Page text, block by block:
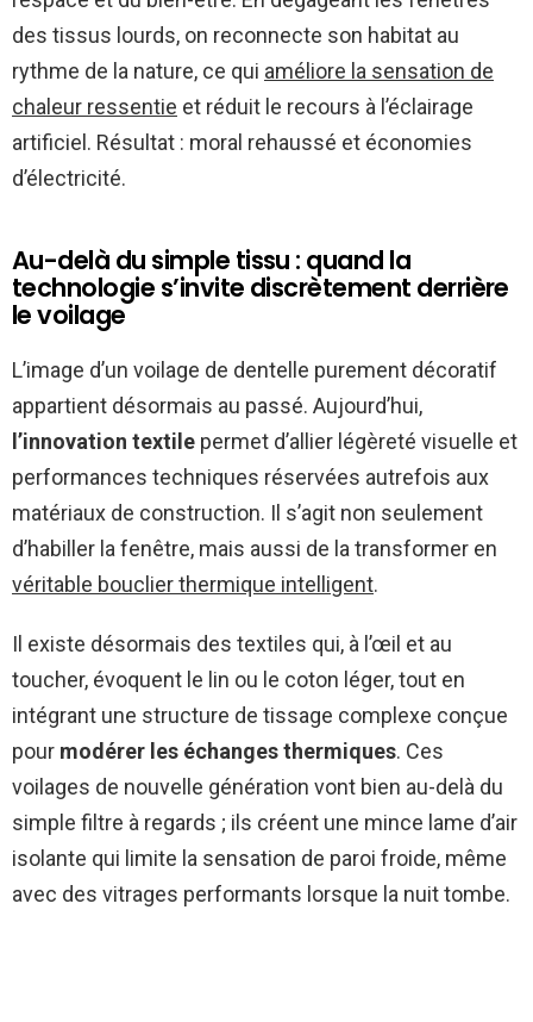
des tissus lourds, on reconnecte son habitat au
rythme de la nature, ce qui améliore la sensation de
chaleur ressentie et réduit le recours à l’éclairage
artificiel. Résultat : moral rehaussé et économies
d’électricité.
Au-delà du simple tissu : quand la
technologie s’invite discrètement derrière
le voilage
L’image d’un voilage de dentelle purement décoratif
appartient désormais au passé. Aujourd’hui,
l’innovation textile permet d’allier légèreté visuelle et
performances techniques réservées autrefois aux
matériaux de construction. Il s’agit non seulement
d’habiller la fenêtre, mais aussi de la transformer en
véritable bouclier thermique intelligent.
Il existe désormais des textiles qui, à l’œil et au
toucher, évoquent le lin ou le coton léger, tout en
intégrant une structure de tissage complexe conçue
pour modérer les échanges thermiques. Ces
voilages de nouvelle génération vont bien au-delà du
simple filtre à regards ; ils créent une mince lame d’air
isolante qui limite la sensation de paroi froide, même
avec des vitrages performants lorsque la nuit tombe.